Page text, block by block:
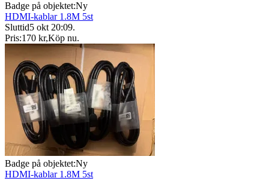
Badge på objektet:Ny
HDMI-kablar 1.8M 5st
Sluttid5 okt 20:09.
Pris:170 kr,Köp nu.
Badge på objektet:Ny
HDMI-kablar 1.8M 5st